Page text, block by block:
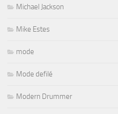
Michael Jackson
Mike Estes
mode
Mode defilé
Modern Drummer